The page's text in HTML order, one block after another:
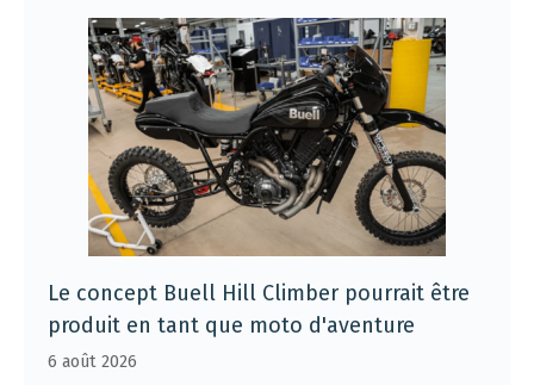
Le concept Buell Hill Climber pourrait être
produit en tant que moto d'aventure
6 août 2026